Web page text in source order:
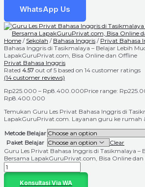
WhatsApp Us
Home / Sekolah / Bahasa Inggris / Privat Bahasa
Bahasa Inggris di Tasikmalaya – Belajar Lebih
LapakGuruPrivat.com, Bisa Online dan Offline
Privat Bahasa Inggris
Rated 4.57 out of 5 based on 14 customer ratings
(14 customer reviews)
Rp225.000 – Rp8.400.000Price range:
Rp8.400.000
Temukan Guru Les Privat Bahasa Inggris di
LapakGuruPrivat.com. Layanan guru ke rumah
Metode Belajar
Paket Belajar
Clear
Guru Les Privat Bahasa Inggris di Tasikmalaya –
Bersama LapakGuruPrivat.com, Bisa Online
Konsultasi Via WA